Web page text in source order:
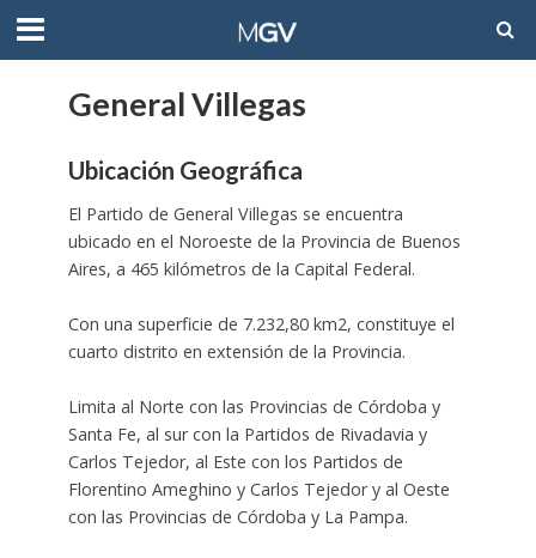
General Villegas
Ubicación Geográfica
El Partido de General Villegas se encuentra
ubicado en el Noroeste de la Provincia de Buenos
Aires, a 465 kilómetros de la Capital Federal.
Con una superficie de 7.232,80 km2, constituye el
cuarto distrito en extensión de la Provincia.
Limita al Norte con las Provincias de Córdoba y
Santa Fe, al sur con la Partidos de Rivadavia y
Carlos Tejedor, al Este con los Partidos de
Florentino Ameghino y Carlos Tejedor y al Oeste
con las Provincias de Córdoba y La Pampa.